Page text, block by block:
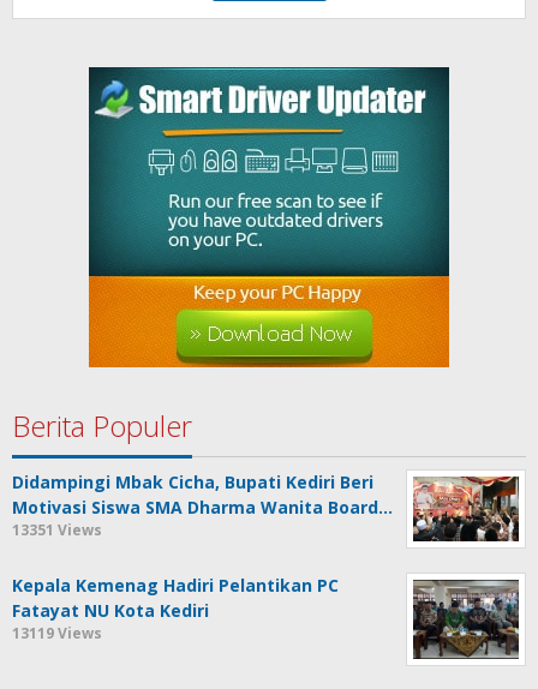
Berita Populer
Didampingi Mbak Cicha, Bupati Kediri Beri
Motivasi Siswa SMA Dharma Wanita Board…
13351 Views
Kepala Kemenag Hadiri Pelantikan PC
Fatayat NU Kota Kediri
13119 Views